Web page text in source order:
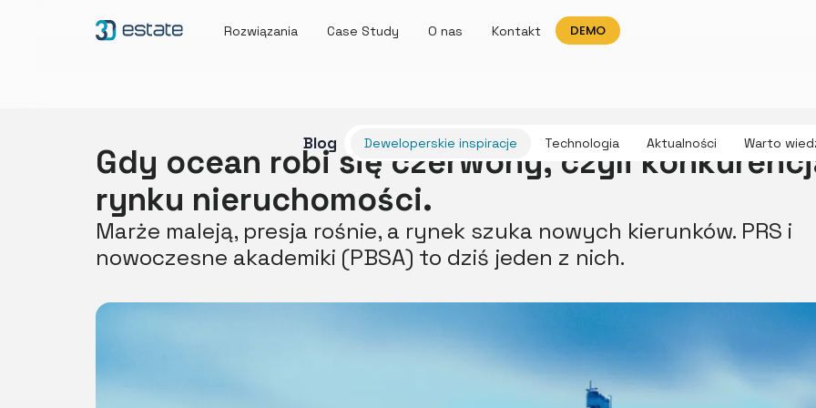
Rozwiązania Case Study O nas Kontakt DEMO
Blog Deweloperskie inspiracje Technologia Aktualności Warto
Gdy ocean robi się czerwony, czyli
rynku nieruchomości.
Marże maleją, presja rośnie, a rynek szuka nowych kierunków. PRS i
nowoczesne akademiki (PBSA) to dziś jeden z nich.